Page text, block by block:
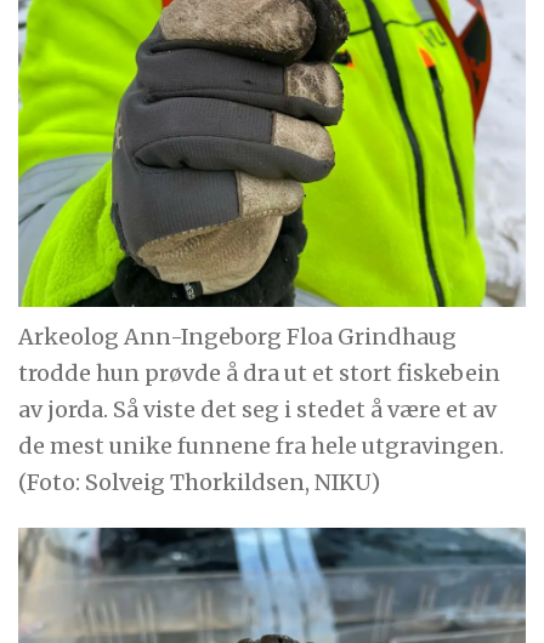
Arkeolog Ann-Ingeborg Floa Grindhaug
trodde hun prøvde å dra ut et stort fiskebein
av jorda. Så viste det seg i stedet å være et av
de mest unike funnene fra hele utgravingen.
(Foto: Solveig Thorkildsen, NIKU)